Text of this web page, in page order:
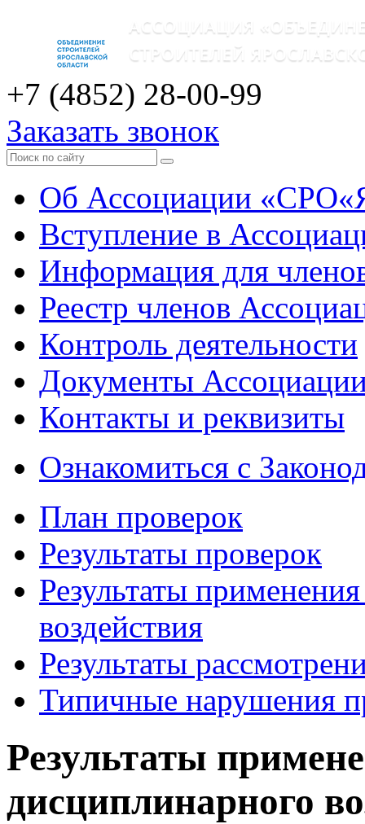
+7 (4852) 28-00-99
Заказать звонок
Об Ассоциации
Вступление в
Информация для
Реестр членов
Контроль деятельности
Документы
Контакты и реквизиты
Ознакомиться с
План проверок
Результаты проверок
Результаты
воздействия
Результаты
Типичные нарушения
Результаты
дисциплинарного